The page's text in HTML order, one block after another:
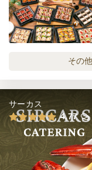
オードブル
※定休日を除く営
最低ご注文金額 20,000
その
サーカス
4.77